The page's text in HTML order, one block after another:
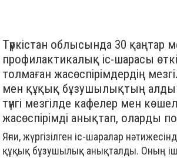
Түркістан облысында 30 қаңтар
профилактикалық іс-шарасы
толмаған жасөспірімдердің
мен құқық бұзушылықтың
түнгі мезгілде кафелер мен
жасөспірімді анықтап, оларды
Яғни, жүргізілген іс-шаралар
құқық бұзушылық анықталды. Оның